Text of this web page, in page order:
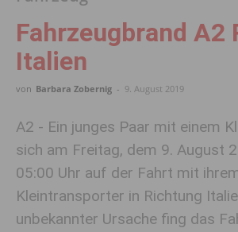
Fahrzeugbrand A2
Italien
von Barbara Zobernig - 9. August 2019
A2 - Ein junges Paar mit einem
sich am Freitag, dem 9. August
05:00 Uhr auf der Fahrt mit
Kleintransporter in Richtung
unbekannter Ursache fing das